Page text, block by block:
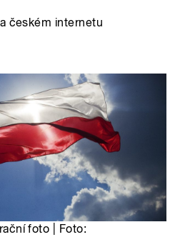
českém internetu
foto | Foto: